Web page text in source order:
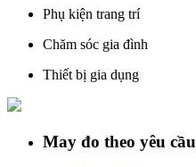
Phụ kiện trang trí
Chăm sóc gia đình
Thiết bị gia dụng
May đo theo yêu cầu